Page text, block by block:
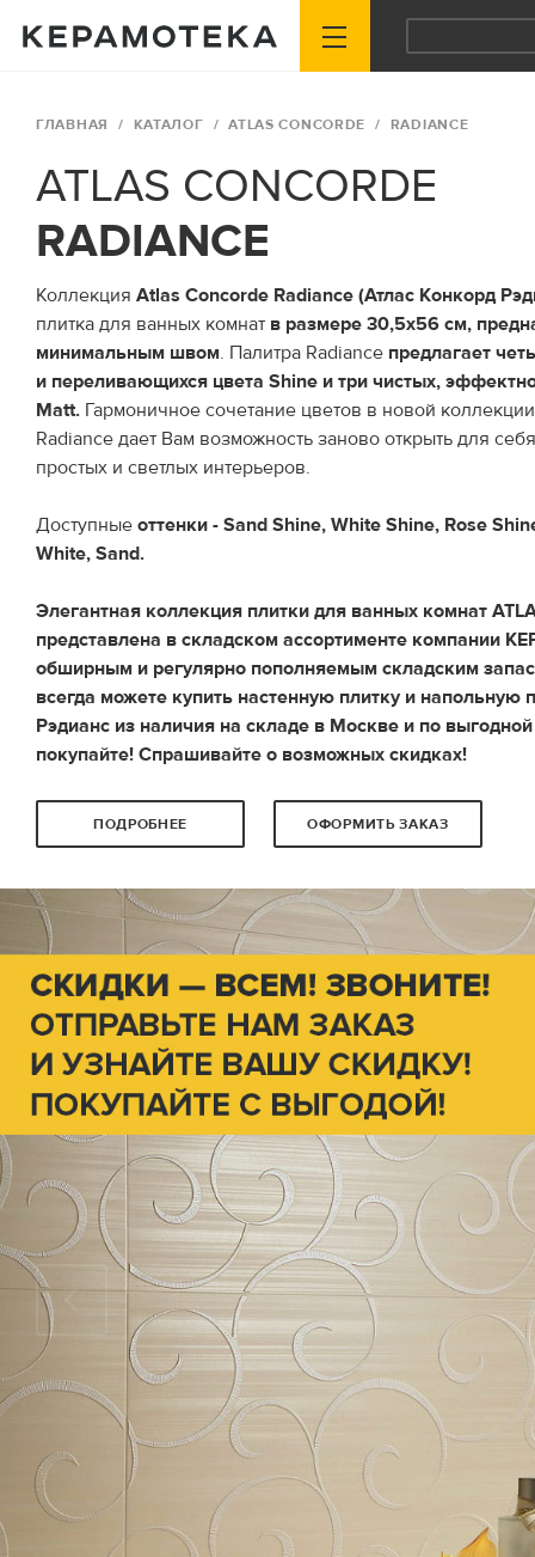
ГЛАВНАЯ КАТАЛОГ ATLAS CONCORDE RADIANCE
ATLAS CONCORDE
RADIANCE
Коллекция Atlas Concorde Radiance (Атлас Конкорд
плитка для ванных комнат в размере 30,5х56 см,
минимальным швом. Палитра Radiance предлагает
и переливающихся цвета Shine и три чистых,
Matt. Гармоничное сочетание цветов в новой
Radiance дает Вам возможность заново открыть для
простых и светлых интерьеров.
Доступные оттенки - Sand Shine, White Shine, Rose
White, Sand.
Элегантная коллекция плитки для ванных комнат
представлена в складском ассортименте компании
обширным и регулярно пополняемым складским
всегда можете купить настенную плитку и напольную
Рэдианс из наличия на складе в Москве и по
покупайте! Спрашивайте о возможных скидках!
ПОДРОБНЕЕ ОФОРМИТЬ ЗАКАЗ